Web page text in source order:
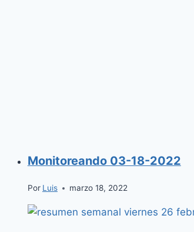
Monitoreando 03-18-2022
Por Luis marzo 18, 2022